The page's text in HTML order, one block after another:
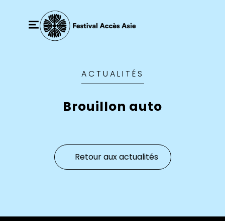
ACTUALITÉS
Brouillon auto
Retour aux actualités